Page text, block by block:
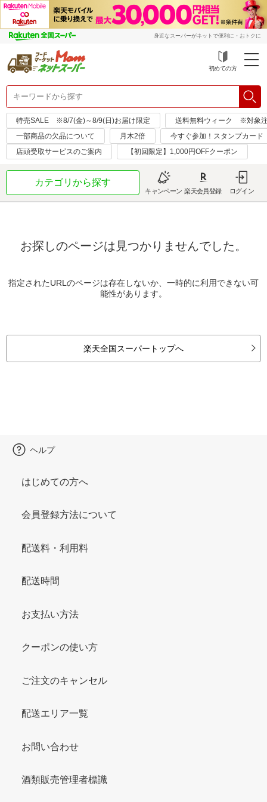
身近なスーパーがネットで便利に・おトクに
初めての方
特売SALE ※8/7(金)～8/9(日)お届け限定
送料無料ウィーク ※対象
一部商品の欠品について
月木2倍
今すぐ参加！スタンプカード
店頭受取サービスのご案内
【初回限定】1,000円OFFクーポン
カテゴリから探す
キャンペーン 楽天会員登録 ログイン
お探しのページは見つかりませんでした。
指定されたURLのページは存在しないか、一時的に利用できない可
能性があります。
楽天全国スーパートップへ
ヘルプ
はじめての方へ
会員登録方法について
配送料・利用料
配送時間
お支払い方法
クーポンの使い方
ご注文のキャンセル
配送エリア一覧
お問い合わせ
酒類販売管理者標識